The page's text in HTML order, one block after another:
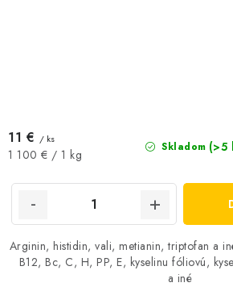
Skladom (>5
11 € / ks
Jednotková
1 100 € / 1 kg
Arginin, histidin, vali, metianin, triptofan a
B12, Bc, C, H, PP, E, kyselinu fóliovú,
a iné